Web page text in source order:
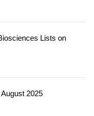
Lists on
2025